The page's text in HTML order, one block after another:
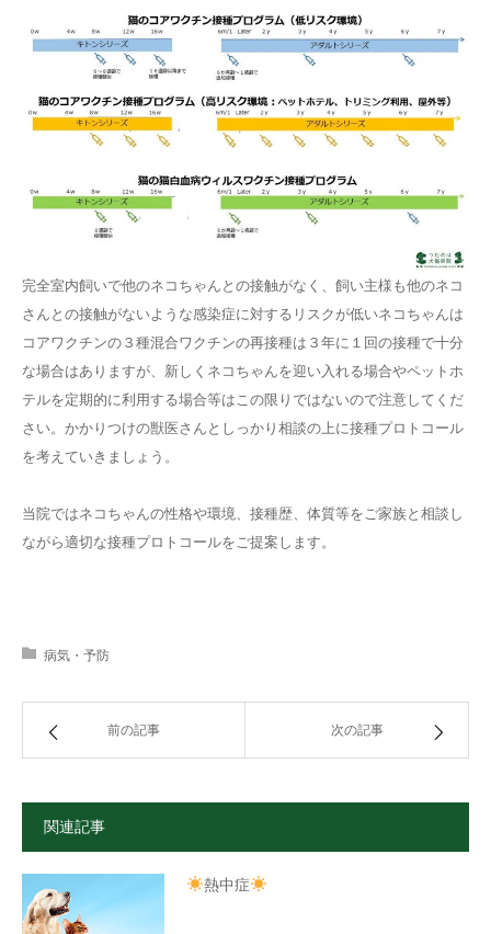
完全室内飼いで他のネコちゃんとの接触がなく、飼い主様も他のネコ
さんとの接触がないような感染症に対するリスクが低いネコちゃんは
コアワクチンの３種混合ワクチンの再接種は３年に１回の接種で十分
な場合はありますが、新しくネコちゃんを迎い入れる場合やペットホ
テルを定期的に利用する場合等はこの限りではないので注意してくだ
さい。かかりつけの獣医さんとしっかり相談の上に接種プロトコール
を考えていきましょう。
当院ではネコちゃんの性格や環境、接種歴、体質等をご家族と相談し
ながら適切な接種プロトコールをご提案します。
病気・予防
前の記事 次の記事
関連記事
熱中症